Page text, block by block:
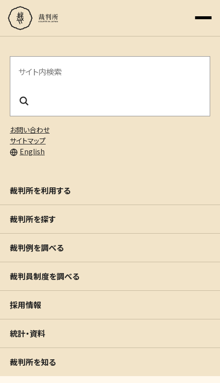
お問い合わせ
サイトマップ
English
サ
内
検
索
裁判所を利用する
裁判所を探す
裁判例を調べる
裁判員制度を調べる
採用情報
統計・資料
裁判所を知る